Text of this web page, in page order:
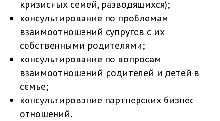
кризисных семей, разводящихся);
консультирование по проблемам
взаимоотношений супругов с их
собственными родителями;
консультирование по вопросам
взаимоотношений родителей и детей в
семье;
консультирование партнерских бизнес-
отношений.